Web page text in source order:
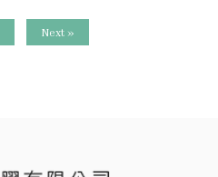
Next »